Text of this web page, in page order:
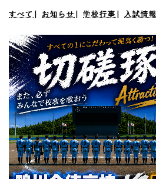
すべて | お知らせ | 学校行事 | 入試情報